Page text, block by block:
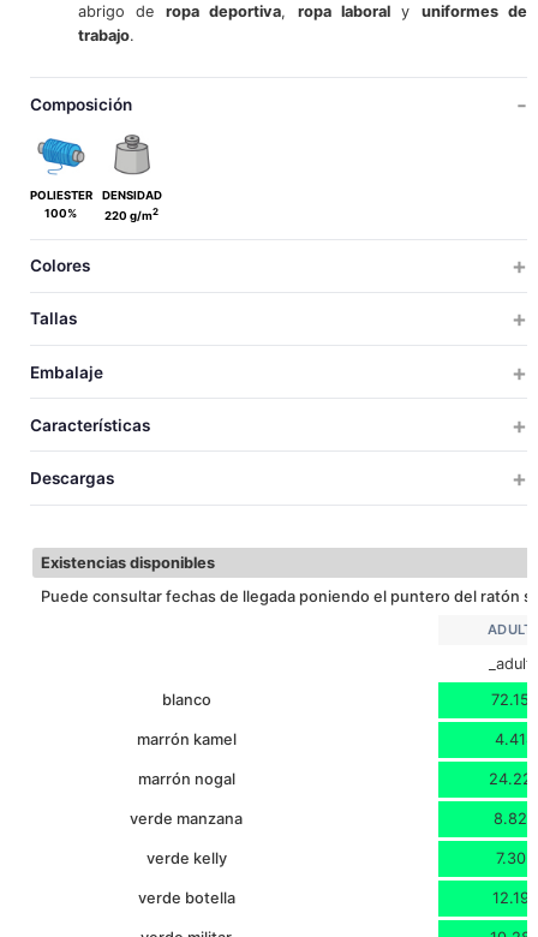
abrigo de ropa deportiva, ropa laboraly uniformes de
trabajo.
Composición
POLIESTER
100%
DENSIDAD
220 g/m2
Colores
Tallas
TALLAS _ADULTO
Embalaje
Características
Descargas
Existencias disponibles
Puede consultar fechas de llegada poniendo el puntero del ratón
blanco
marrón kamel 4.418
marrón nogal
verde manzana 8.822
verde kelly 7.303
verde botella 12.194